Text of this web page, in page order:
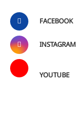
FACEBOOK
INSTAGRAM
YOUTUBE